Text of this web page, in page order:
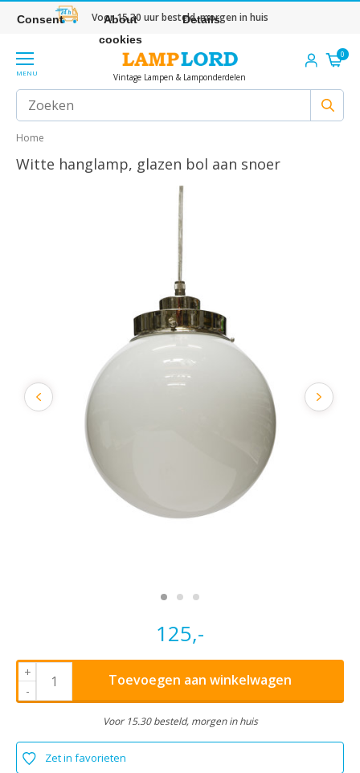
Voor 15.30 uur besteld, morgen in huis
MENU Vintage Lampen & Lamponderdelen
0
Home
Witte hanglamp, glazen bol aan snoer
125,-
+
-
Toevoegen aan winkelwagen
Voor 15.30 besteld, morgen in huis
Zet in favorieten
Consent
About
cookies
Details